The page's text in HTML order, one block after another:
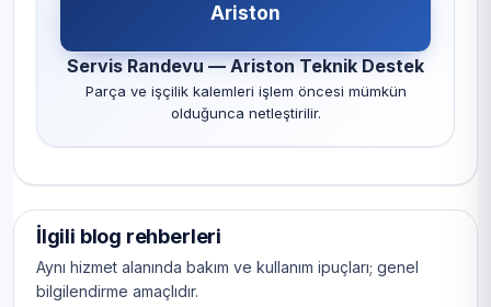
Ariston
Servis Randevu — Ariston Teknik Destek
Parça ve işçilik kalemleri işlem öncesi mümkün
olduğunca netleştirilir.
İlgili blog rehberleri
Aynı hizmet alanında bakım ve kullanım ipuçları; genel
bilgilendirme amaçlıdır.